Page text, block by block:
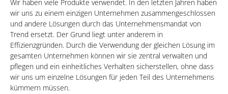
Wir haben viele Produkte verwendet. In den letzten Jahren haben
wir uns zu einem einzigen Unternehmen zusammengeschlossen
und andere Lösungen durch das Unternehmensmandat von
Trend ersetzt. Der Grund liegt unter anderem in
Effizienzgründen. Durch die Verwendung der gleichen Lösung im
gesamten Unternehmen können wir sie zentral verwalten und
pflegen und ein einheitliches Verhalten sicherstellen, ohne dass
wir uns um einzelne Lösungen für jeden Teil des Unternehmens
kümmern müssen.